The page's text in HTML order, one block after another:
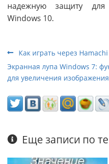
надежную защиту
Windows 10.
Как играть через Hamachi
Экранная лупа Windows 7:
для увеличения изображения
Еще записи по